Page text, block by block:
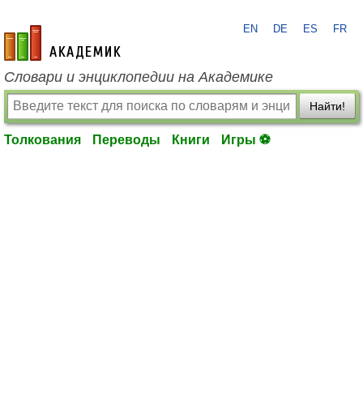
academic.ru
EN DE ES FR
Словари и энциклопедии на Академике
Найти!
Толкования Переводы Книги Игры ⚽